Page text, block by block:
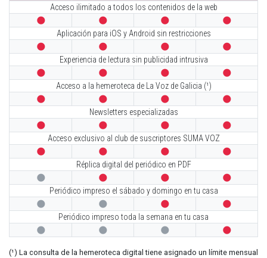
Acceso ilimitado a todos los contenidos de la web
   
Aplicación para iOS y Android sin restricciones
   
Experiencia de lectura sin publicidad intrusiva
   
Acceso a la hemeroteca de La Voz de Galicia (¹)
   
Newsletters especializadas
   
Acceso exclusivo al club de suscriptores SUMA VOZ
   
Réplica digital del periódico en PDF
   
Periódico impreso el sábado y domingo en tu casa
   
Periódico impreso toda la semana en tu casa
   
(¹) La consulta de la hemeroteca digital tiene asignado un límite mensual